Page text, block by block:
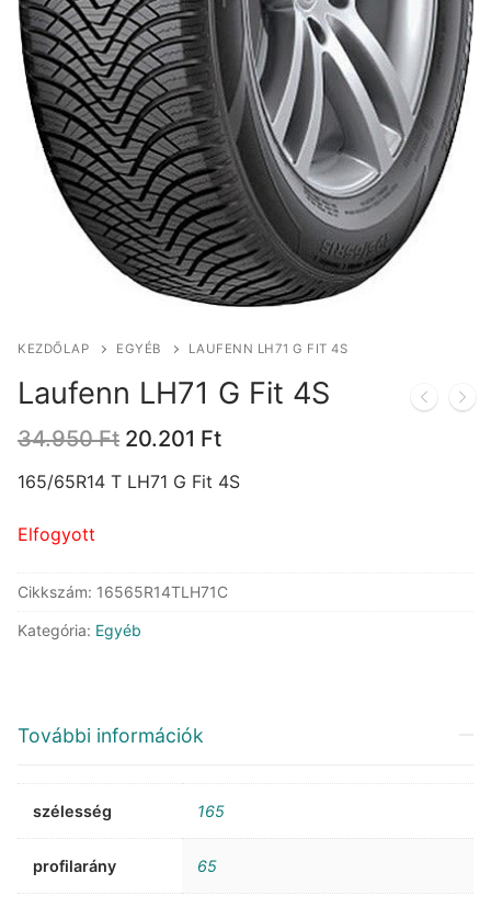
KEZDŐLAP EGYÉB LAUFENN LH71 G FIT 4S
Laufenn LH71 G Fit 4S
34.950Ft Original
was:
20.201 FtCurrent
is:
165/65R14 T LH71 G Fit 4S
Elfogyott
Cikkszám: 16565R14TLH71C
Kategória: Egyéb
További információk
szélesség 165
profilarány 65